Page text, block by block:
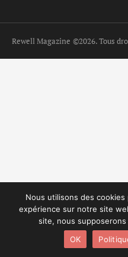
Rewell Magazine ©2026. Tous
Nous utilisons des
expérience sur notre site
site, nous
OK